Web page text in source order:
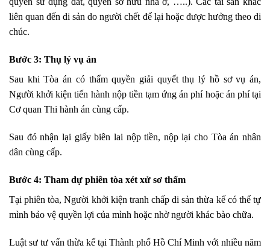
liên quan đến di sản do người chết để lại hoặc được hưởng theo di
chúc.
Bước 3: Thụ lý vụ án
Sau khi Tòa án có thẩm quyền giải quyết thụ lý hồ sơ vụ án,
Người khởi kiện tiến hành nộp tiền tạm ứng án phí hoặc án phí tại
Cơ quan Thi hành án cùng cấp.
Sau đó nhận lại giấy biên lai nộp tiền, nộp lại cho Tòa án nhân
dân cùng cấp.
Bước 4: Tham dự phiên tòa xét xử sơ thẩm
Tại phiên tòa, Người khởi kiện tranh chấp di sản thừa kế có thể tự
mình bảo vệ quyền lợi của mình hoặc nhờ người khác bào chữa.
Luật sư tư vấn thừa kế tại Thành phố Hồ Chí Minh với nhiều năm